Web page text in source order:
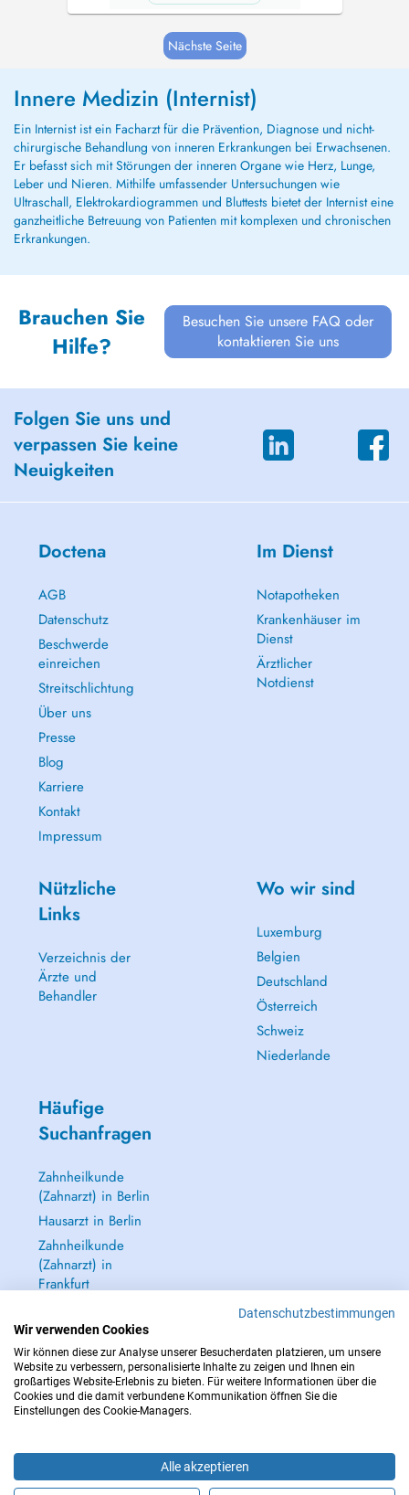
Nächste Seite
Innere Medizin (Internist)
Ein Internist ist ein Facharzt für die Prävention, Diagnose und nicht-
chirurgische Behandlung von inneren Erkrankungen bei Erwachsenen.
Er befasst sich mit Störungen der inneren Organe wie Herz, Lunge,
Leber und Nieren. Mithilfe umfassender Untersuchungen wie
Ultraschall, Elektrokardiogrammen und Bluttests bietet der Internist eine
ganzheitliche Betreuung von Patienten mit komplexen und chronischen
Erkrankungen.
Brauchen Sie
Hilfe?
Besuchen Sie unsere FAQ oder
kontaktieren Sie uns
Folgen Sie uns und
verpassen Sie keine
Neuigkeiten
Doctena
AGB
Datenschutz
Beschwerde
einreichen
Streitschlichtung
Über uns
Presse
Blog
Karriere
Kontakt
Impressum
Im Dienst
Notapotheken
Krankenhäuser im
Dienst
Ärztlicher
Notdienst
Nützliche
Links
Verzeichnis der
Ärzte und
Behandler
Wo wir sind
Luxemburg
Belgien
Deutschland
Österreich
Schweiz
Niederlande
Häufige
Suchanfragen
Zahnheilkunde
(Zahnarzt) in Berlin
Hausarzt in Berlin
Zahnheilkunde
(Zahnarzt) in
Frankfurt
(Hautarzt) in
Frankfurt
Alle anzeigen →
IM NOTFALL WENDEN SIE SICH AN : 112
Datenschutzbestimmungen
Wir verwenden Cookies
Wir können diese zur Analyse unserer Besucherdaten platzieren, um unsere
Website zu verbessern, personalisierte Inhalte zu zeigen und Ihnen ein
großartiges Website-Erlebnis zu bieten. Für weitere Informationen über die
Cookies und die damit verbundene Kommunikation öffnen Sie die
Einstellungen des Cookie-Managers.
Alle akzeptieren